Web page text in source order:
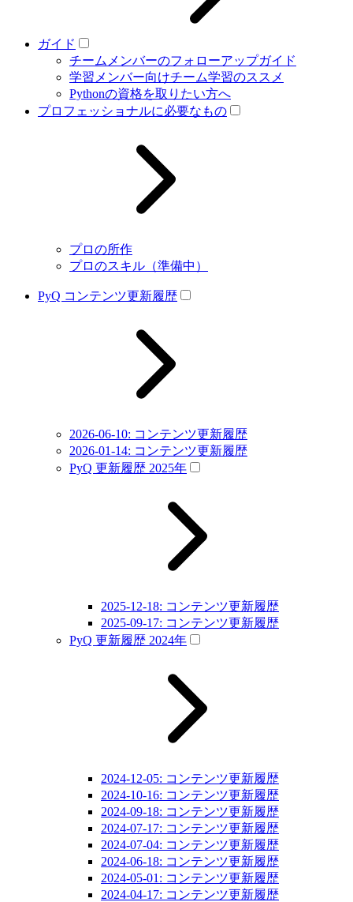
ガイド
チームメンバーのフォローアップガイド
学習メンバー向けチーム学習のススメ
Pythonの資格を取りたい方へ
プロフェッショナルに必要なもの
プロの所作
プロのスキル（準備中）
PyQ コンテンツ更新履歴
2026-06-10: コンテンツ更新履歴
2026-01-14: コンテンツ更新履歴
PyQ 更新履歴 2025年
2025-12-18: コンテンツ更新履歴
2025-09-17: コンテンツ更新履歴
PyQ 更新履歴 2024年
2024-12-05: コンテンツ更新履歴
2024-10-16: コンテンツ更新履歴
2024-09-18: コンテンツ更新履歴
2024-07-17: コンテンツ更新履歴
2024-07-04: コンテンツ更新履歴
2024-06-18: コンテンツ更新履歴
2024-05-01: コンテンツ更新履歴
2024-04-17: コンテンツ更新履歴